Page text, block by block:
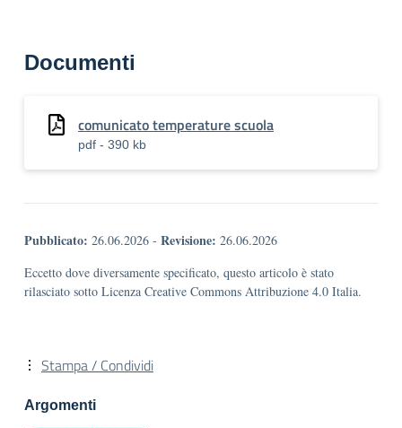
Documenti
comunicato temperature scuola
pdf - 390 kb
Pubblicato: 26.06.2026 - Revisione: 26.06.2026
Eccetto dove diversamente specificato, questo articolo è stato
rilasciato sotto Licenza Creative Commons Attribuzione 4.0 Italia.
Stampa / Condividi
Argomenti